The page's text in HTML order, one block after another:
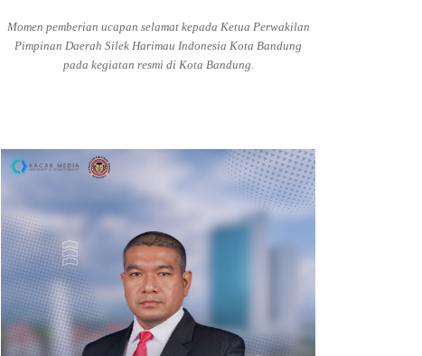
Momen pemberian ucapan selamat kepada Ketua Perwakilan
Pimpinan Daerah Silek Harimau Indonesia Kota Bandung
pada kegiatan resmi di Kota Bandung.